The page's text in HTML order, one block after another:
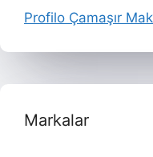
Profilo Çamaşır
Markalar